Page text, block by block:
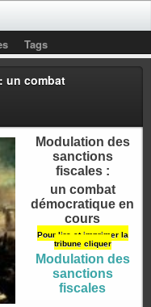
Tags
un combat
Modulation des
sanctions
fiscales :
un combat
démocratique en
cours
Pour lire et imprimer la
tribune cliquer
Modulation des
sanctions
fiscales